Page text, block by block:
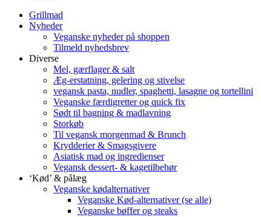
Grillmad
Nyheder
Veganske nyheder på shoppen
Tilmeld nyhedsbrev
Diverse
Mel, gærflager & salt
Æg-erstatning, gelering og stivelse
vegansk pasta, nudler, spaghetti, lasagne og tortellini
Veganske færdigretter og quick fix
Sødt til bagning & madlavning
Storkøb
Til vegansk morgenmad & Brunch
Krydderier & Smagsgivere
Asiatisk mad og ingredienser
Vegansk dessert- & kagetilbehør
‘Kød’ & pålæg
Veganske kødalternativer
Veganske Kød-alternativer (se alle)
Veganske bøffer og steaks